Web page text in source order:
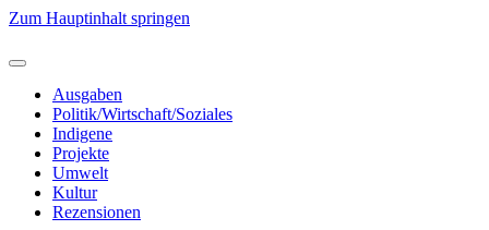
Zum Hauptinhalt springen
Ausgaben
Politik/Wirtschaft/Soziales
Indigene
Projekte
Umwelt
Kultur
Rezensionen